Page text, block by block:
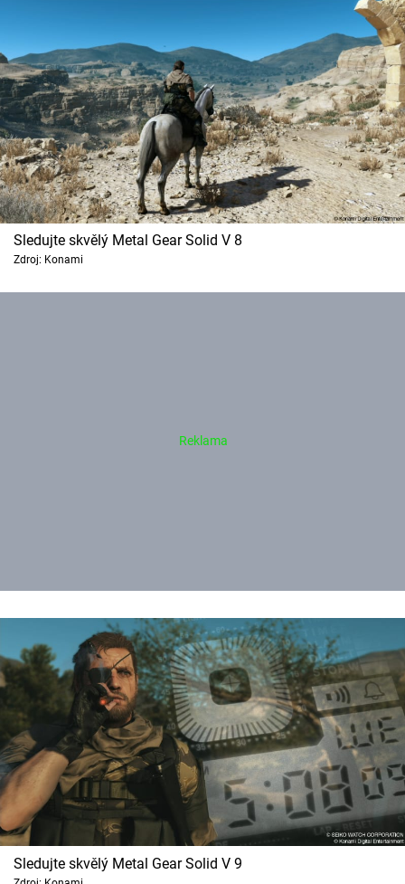
Sledujte skvělý Metal Gear Solid V 8
Zdroj: Konami
Sledujte skvělý Metal Gear Solid V 9